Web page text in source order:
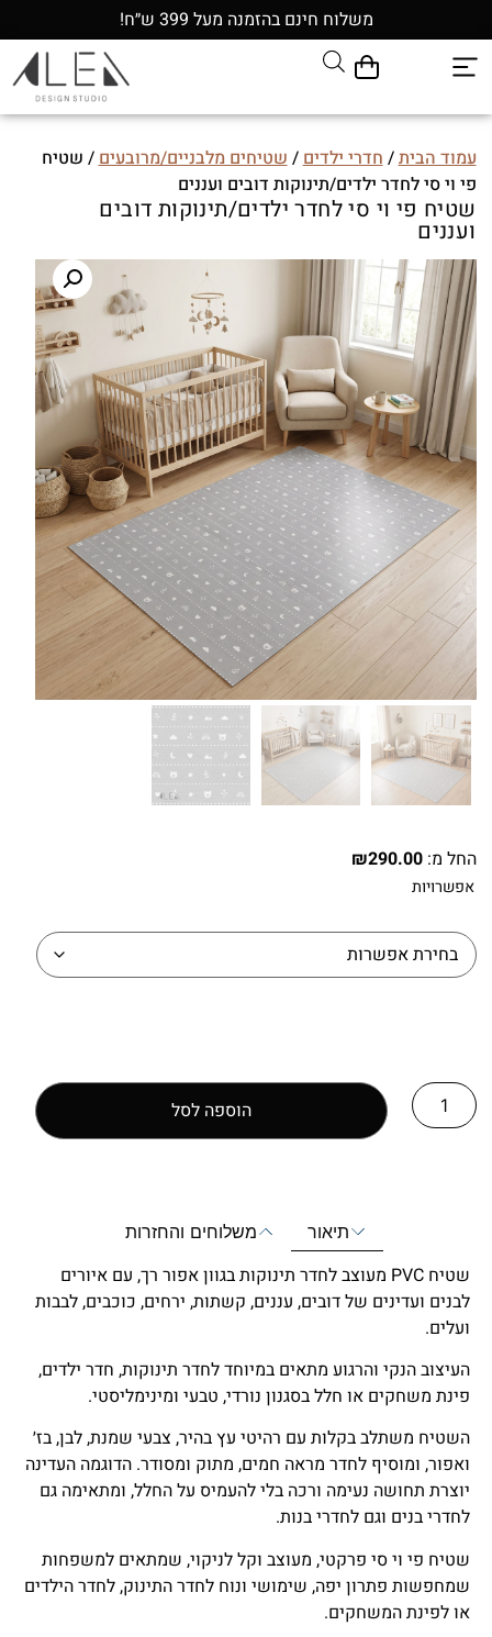
משלוח חינם בהזמנה מעל 399 ש״ח!
עמוד הבית/חדרי ילדים/שטיחים מלבניים/מרובעים/ שטיח
פי וי סי לחדר ילדים/תינוקות דובים ועננים
שטיח פי וי סי לחדר ילדים/תינוקות דובים
ועננים
החל מ: ₪290.00
אפשרויות
הוספה לסל
תיאור משלוחים והחזרות
שטיח PVC מעוצב לחדר תינוקות בגוון אפור רך, עם איורים
לבנים ועדינים של דובים, עננים, קשתות, ירחים, כוכבים, לבבות
ועלים.
העיצוב הנקי והרגוע מתאים במיוחד לחדר תינוקות, חדר ילדים,
פינת משחקים או חלל בסגנון נורדי, טבעי ומינימליסטי.
השטיח משתלב בקלות עם רהיטי עץ בהיר, צבעי שמנת, לבן, בז׳
ואפור, ומוסיף לחדר מראה חמים, מתוק ומסודר. הדוגמה העדינה
יוצרת תחושה נעימה ורכה בלי להעמיס על החלל, ומתאימה גם
לחדרי בנים וגם לחדרי בנות.
שטיח פי וי סי פרקטי, מעוצב וקל לניקוי, שמתאים למשפחות
שמחפשות פתרון יפה, שימושי ונוח לחדר התינוק, לחדר הילדים
או לפינת המשחקים.